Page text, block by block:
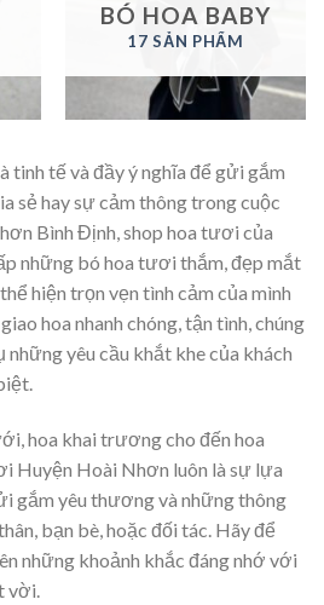
BÓ HOA BABY
17 SẢN PHẨM
tinh tế và đầy ý nghĩa để gửi gắm
sẻ hay sự cảm thông trong cuộc
Bình Định, shop hoa tươi của
những bó hoa tươi thắm, đẹp mắt
hiện trọn vẹn tình cảm của mình
hoa nhanh chóng, tận tình, chúng
những yêu cầu khắt khe của khách
hoa khai trương cho đến hoa
Huyện Hoài Nhơn luôn là sự lựa
gắm yêu thương và những thông
bạn bè, hoặc đối tác. Hãy để
những khoảnh khắc đáng nhớ với
vời.